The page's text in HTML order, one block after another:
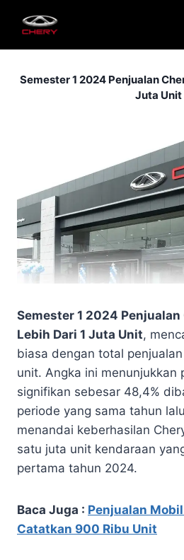
Semester 1 2024 Penjualan
Juta Unit
Semester 1 2024 Penjualan
Lebih Dari 1 Juta Unit,
biasa dengan total penjualan
unit. Angka ini menunjukkan
signifikan sebesar 48,4%
periode yang sama tahun
menandai keberhasilan
satu juta unit kendaraan
pertama tahun 2024.
Baca Juga : Penjualan
Catatkan 900 Ribu Unit